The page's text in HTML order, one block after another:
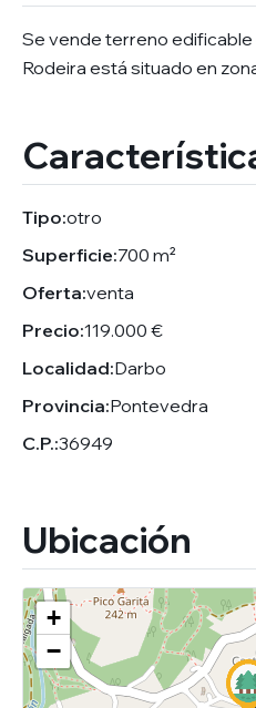
Se vende terreno edificable
Rodeira está situado en
Tipo:otro
Superficie:700 m²
Oferta:venta
Precio:119.000 €
Localidad:Darbo
Provincia:Pontevedra
C.P.:36949
Ubicación
+
−